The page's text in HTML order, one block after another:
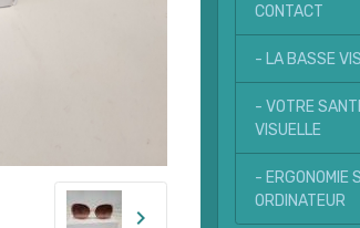
CONTACT
- LA BASSE
- VOTRE
VISUELLE
- ERGONOMIE
ORDINATEUR